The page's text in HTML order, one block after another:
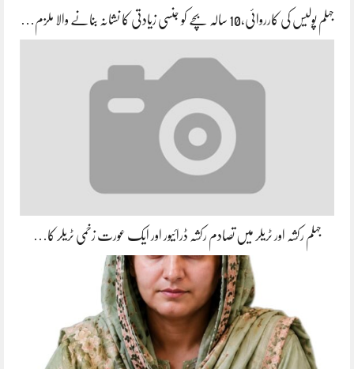
جہلم پولیس کی کارروائی،10 سالہ بچے کو جنسی زیادتی کا نشانہ بنانے والا ملزم…
جہلم رکشہ اور ٹریلر میں تصادم رکشہ ڈرائیور اور ایک عورت زخمی ٹریلر کا…